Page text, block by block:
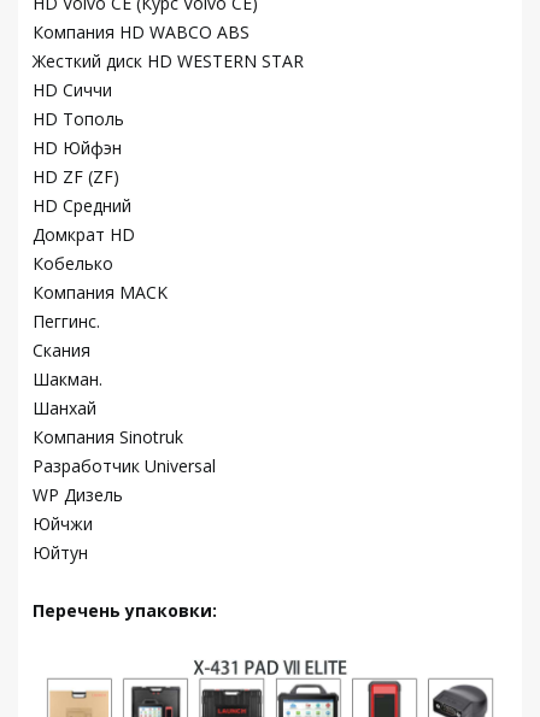
Компания HD WABCO ABS
Жесткий диск HD WESTERN STAR
HD Сиччи
HD Тополь
HD Юйфэн
HD ZF (ZF)
HD Средний
Домкрат HD
Кобелько
Компания MACK
Пеггинс.
Скания
Шакман.
Шанхай
Компания Sinotruk
Разработчик Universal
WP Дизель
Юйчжи
Юйтун
Перечень упаковки: